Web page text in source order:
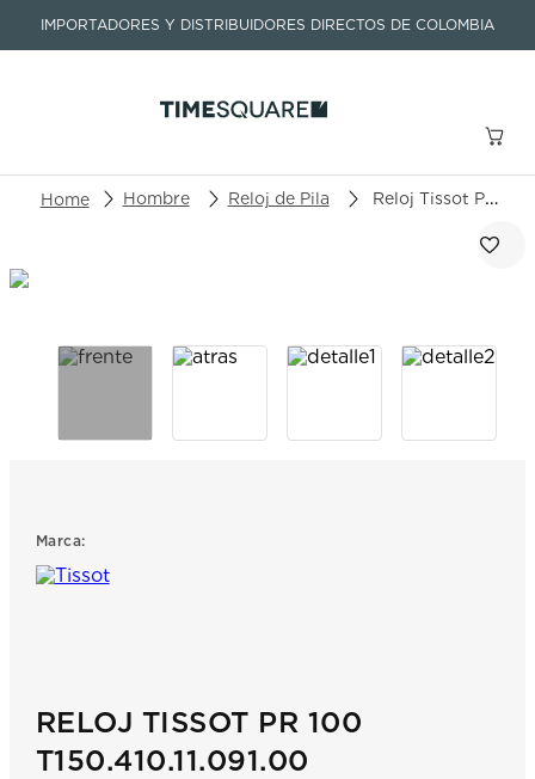
IMPORTADORES Y DISTRIBUIDORES DIRECTOS DE COLOMBIA
Buscar un producto o artículo
Hombre Reloj de Pila Reloj Tissot Pr 100 T150.410.11.091.00
Marca:
RELOJ TISSOT PR 100
T150.410.11.091.00
TÉRMINOS MÁS BUSCADOS